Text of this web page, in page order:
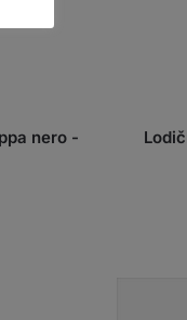
nero -